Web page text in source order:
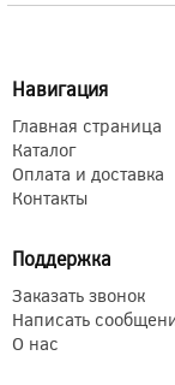
Навигация
Главная страница
Каталог
Оплата и доставка
Контакты
Поддержка
Заказать звонок
Написать
О нас